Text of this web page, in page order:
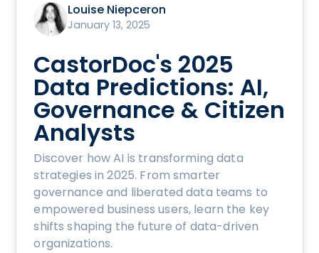
Louise Niepceron
January 13, 2025
CastorDoc's 2025
Data Predictions: AI,
Governance & Citizen
Analysts
Discover how AI is transforming data
strategies in 2025. From smarter
governance and liberated data teams to
empowered business users, learn the key
shifts shaping the future of data-driven
organizations.